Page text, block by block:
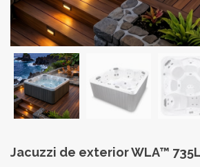
Jacuzzi de exterior WLA™